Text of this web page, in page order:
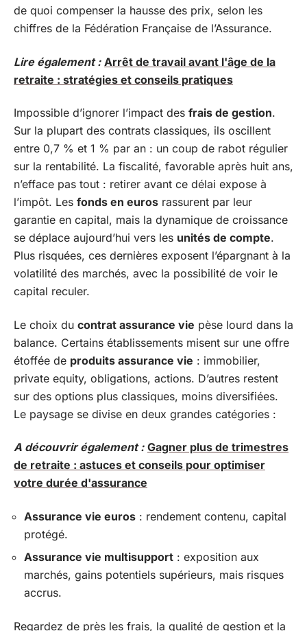
de quoi compenser la hausse des prix, selon les
chiffres de la Fédération Française de l’Assurance.
Lire également : Arrêt de travail avant l'âge de la
retraite : stratégies et conseils pratiques
Impossible d’ignorer l’impact des frais de gestion.
Sur la plupart des contrats classiques, ils oscillent
entre 0,7 % et 1 % par an : un coup de rabot régulier
sur la rentabilité. La fiscalité, favorable après huit ans,
n’efface pas tout : retirer avant ce délai expose à
l’impôt. Les fonds en euros rassurent par leur
garantie en capital, mais la dynamique de croissance
se déplace aujourd’hui vers les unités de compte.
Plus risquées, ces dernières exposent l’épargnant à la
volatilité des marchés, avec la possibilité de voir le
capital reculer.
Le choix du contrat assurance vie pèse lourd dans la
balance. Certains établissements misent sur une offre
étoffée de produits assurance vie : immobilier,
private equity, obligations, actions. D’autres restent
sur des options plus classiques, moins diversifiées.
Le paysage se divise en deux grandes catégories :
A découvrir également : Gagner plus de trimestres
de retraite : astuces et conseils pour optimiser
votre durée d'assurance
Assurance vie euros : rendement contenu, capital
protégé.
Assurance vie multisupport : exposition aux
marchés, gains potentiels supérieurs, mais risques
accrus.
Regardez de près les frais, la qualité de gestion et la